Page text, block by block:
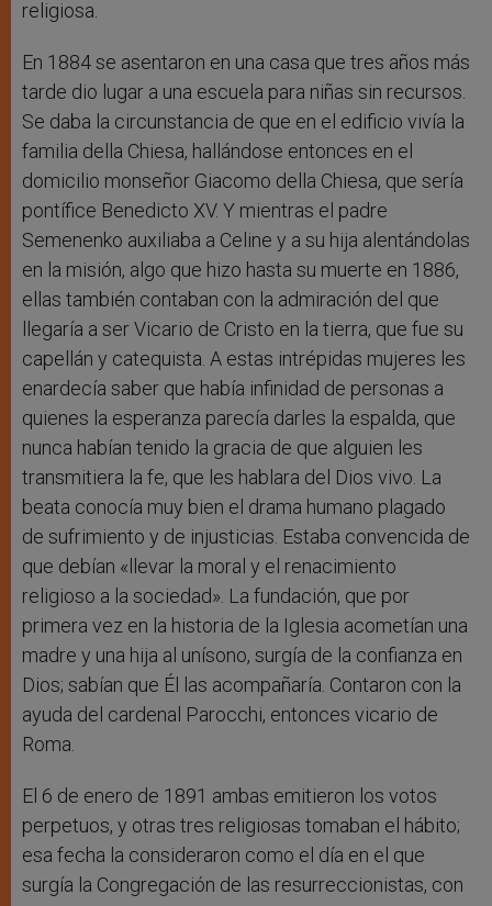
religiosa.
En 1884 se asentaron en una casa que tres años más
tarde dio lugar a una escuela para niñas sin recursos.
Se daba la circunstancia de que en el edificio vivía la
familia della Chiesa, hallándose entonces en el
domicilio monseñor Giacomo della Chiesa, que sería
pontífice Benedicto XV. Y mientras el padre
Semenenko auxiliaba a Celine y a su hija alentándolas
en la misión, algo que hizo hasta su muerte en 1886,
ellas también contaban con la admiración del que
llegaría a ser Vicario de Cristo en la tierra, que fue su
capellán y catequista. A estas intrépidas mujeres les
enardecía saber que había infinidad de personas a
quienes la esperanza parecía darles la espalda, que
nunca habían tenido la gracia de que alguien les
transmitiera la fe, que les hablara del Dios vivo. La
beata conocía muy bien el drama humano plagado
de sufrimiento y de injusticias. Estaba convencida de
que debían «llevar la moral y el renacimiento
religioso a la sociedad». La fundación, que por
primera vez en la historia de la Iglesia acometían una
madre y una hija al unísono, surgía de la confianza en
Dios; sabían que Él las acompañaría. Contaron con la
ayuda del cardenal Parocchi, entonces vicario de
Roma.
El 6 de enero de 1891 ambas emitieron los votos
perpetuos, y otras tres religiosas tomaban el hábito;
esa fecha la consideraron como el día en el que
surgía la Congregación de las resurreccionistas, con